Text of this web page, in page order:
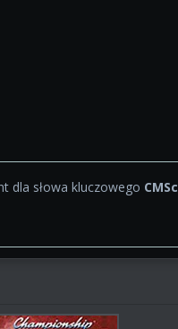
dla słowa kluczowego